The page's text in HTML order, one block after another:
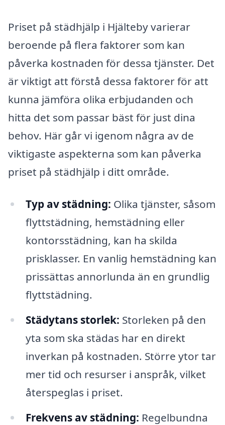
Priset på städhjälp i Hjälteby varierar
beroende på flera faktorer som kan
påverka kostnaden för dessa tjänster. Det
är viktigt att förstå dessa faktorer för att
kunna jämföra olika erbjudanden och
hitta det som passar bäst för just dina
behov. Här går vi igenom några av de
viktigaste aspekterna som kan påverka
priset på städhjälp i ditt område.
Typ av städning: Olika tjänster, såsom
flyttstädning, hemstädning eller
kontorsstädning, kan ha skilda
prisklasser. En vanlig hemstädning kan
prissättas annorlunda än en grundlig
flyttstädning.
Städytans storlek: Storleken på den
yta som ska städas har en direkt
inverkan på kostnaden. Större ytor tar
mer tid och resurser i anspråk, vilket
återspeglas i priset.
Frekvens av städning: Regelbundna